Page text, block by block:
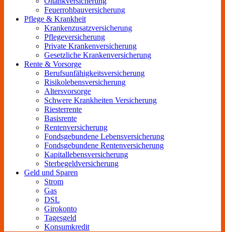
Feuerrohbauversicherung
Pflege & Krankheit
Krankenzusatzversicherung
Pflegeversicherung
Private Krankenversicherung
Gesetzliche Krankenversicherung
Rente & Vorsorge
Berufs­unfähigkeitsversicherung
Risikolebensversicherung
Altersvorsorge
Schwere Krankheiten Versicherung
Riesterrente
Basisrente
Rentenversicherung
Fondsgebundene Lebensversicherung
Fondsgebundene Rentenversicherung
Kapitallebensversicherung
Sterbegeldversicherung
Geld und Sparen
Strom
Gas
DSL
Girokonto
Tagesgeld
Konsumkredit